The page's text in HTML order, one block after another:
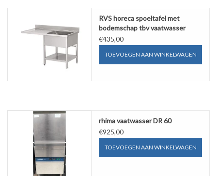
RVS horeca spoeltafel met
bodemschap tbv vaatwasser
160x70 1 bak rechts (Nieuw!!)
€435,00
TOEVOEGEN AAN WINKELWAGEN
rhima vaatwasser DR 60
€925,00
TOEVOEGEN AAN WINKELWAGEN